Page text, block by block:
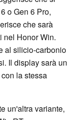
o Gen 6 Pro,
che sarà
nel Honor Win.
al silicio-carbonio
Il display sarà un
la stessa
un'altra variante,